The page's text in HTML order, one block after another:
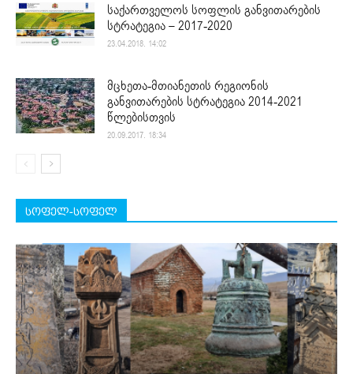
საქართველოს სოფლის განვითარების
სტრატეგია – 2017-2020
23.04.2018. 14:02
მცხეთა-მთიანეთის რეგიონის
განვითარების სტრატეგია 2014-2021
წლებისთვის
20.09.2017. 18:34
სოფელ-სოფელ